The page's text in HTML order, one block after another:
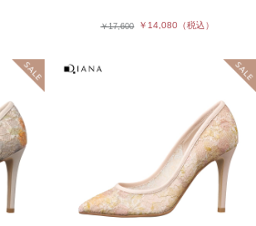
￥17,600 ￥14,080 （税込）